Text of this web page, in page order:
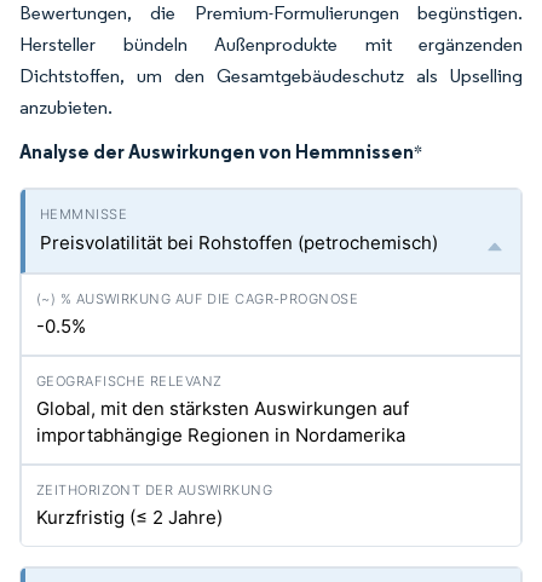
Bewertungen, die Premium-Formulierungen begünstigen.
Hersteller bündeln Außenprodukte mit ergänzenden
Dichtstoffen, um den Gesamtgebäudeschutz als Upselling
anzubieten.
Analyse der Auswirkungen von Hemmnissen*
Preisvolatilität bei Rohstoffen (petrochemisch)
-0.5%
Global, mit den stärksten Auswirkungen auf
importabhängige Regionen in Nordamerika
Kurzfristig (≤ 2 Jahre)